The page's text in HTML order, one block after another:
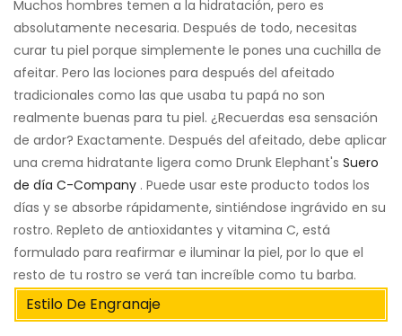
Muchos hombres temen a la hidratación, pero es
absolutamente necesaria. Después de todo, necesitas
curar tu piel porque simplemente le pones una cuchilla de
afeitar. Pero las lociones para después del afeitado
tradicionales como las que usaba tu papá no son
realmente buenas para tu piel. ¿Recuerdas esa sensación
de ardor? Exactamente. Después del afeitado, debe aplicar
una crema hidratante ligera como Drunk Elephant's Suero
de día C-Company . Puede usar este producto todos los
días y se absorbe rápidamente, sintiéndose ingrávido en su
rostro. Repleto de antioxidantes y vitamina C, está
formulado para reafirmar e iluminar la piel, por lo que el
resto de tu rostro se verá tan increíble como tu barba.
Estilo De Engranaje